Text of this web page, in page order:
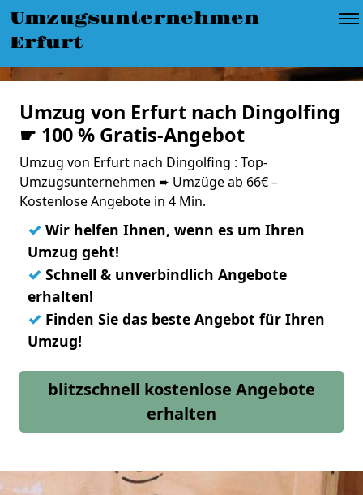
Umzugsunternehmen
Erfurt
Umzug von Erfurt nach Dingolfing
☛ 100 % Gratis-Angebot
Umzug von Erfurt nach Dingolfing : Top-
Umzugsunternehmen ➨ Umzüge ab 66€ –
Kostenlose Angebote in 4 Min.
✓ Wir helfen Ihnen, wenn es um Ihren
Umzug geht!
✓ Schnell & unverbindlich Angebote
erhalten!
✓ Finden Sie das beste Angebot für Ihren
Umzug!
blitzschnell kostenlose Angebote
erhalten